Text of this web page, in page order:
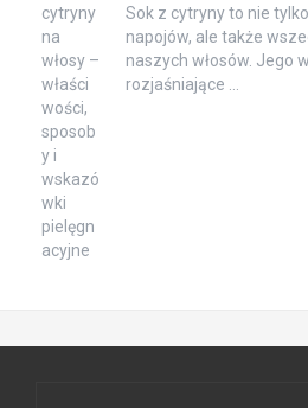
Sok z cytryny to nie
napojów, ale także
naszych włosów. Jego
rozjaśniające …